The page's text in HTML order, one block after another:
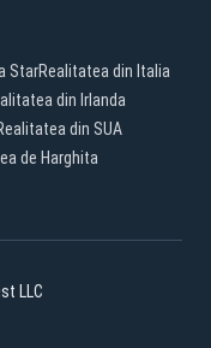
StarRealitatea din Italia
din Irlanda
din SUA
de Harghita
LLC